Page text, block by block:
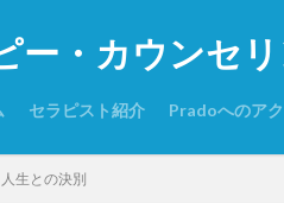
ー・カウンセリ
セラピスト紹介 Pradoへのア
生との決別